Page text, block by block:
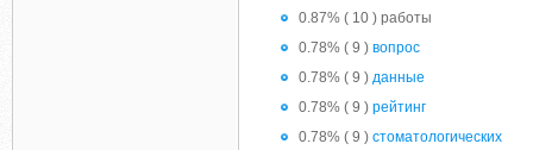
0.87% ( 10 ) работы
0.78% ( 9 ) вопрос
0.78% ( 9 ) данные
0.78% ( 9 ) рейтинг
0.78% ( 9 ) стоматологических